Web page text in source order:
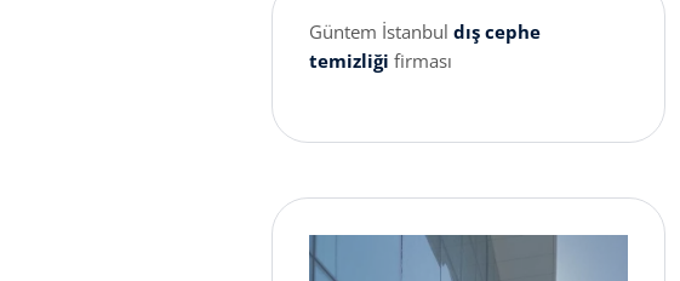
Güntem İstanbul dış cephe
temizliği firması